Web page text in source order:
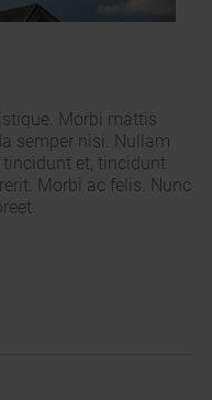
Morbi mattis
semper nisi. Nullam
tincidunt et, tincidunt
Morbi ac felis. Nunc